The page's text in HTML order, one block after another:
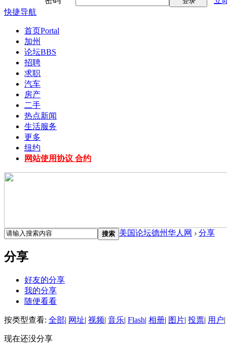
快捷导航
首页Portal
加州
论坛BBS
招聘
求职
汽车
房产
二手
热点新闻
生活服务
更多
纽约
网站使用协议 合约
搜索 美国论坛德州华人网 › 分享
分享
好友的分享
我的分享
随便看看
按类型查看: 全部| 网址| 视频| 音乐| Flash| 相册| 图片| 投票| 用户|
现在还没分享